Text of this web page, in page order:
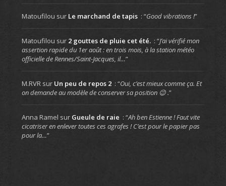
Matoufilou sur Le marchand de tapis : “Good vibrations !”
Matoufilou sur 2 gouttes de pluie cet été. : “J’ai vérifié mon
assertion rapide du 1er août : en trois mois, à la station météo
officielle de Rennes/Saint-Jacques, il…”
M.RVRsur Un peu de repos 2 : “Oui, c’est mieux comme ça. Et
on demande au modèle de conserver sa position 😉 .”
Anna Ramel sur Gueule de raie : “Ah ben Estienne ! Faut vite
cicatriser en enlever toutes ces agrafes ! C’est pour le papier pas
pour la…”